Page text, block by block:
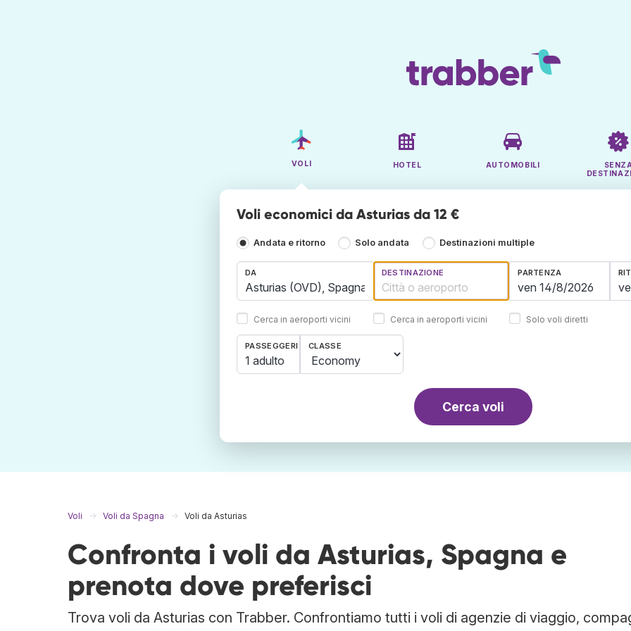
VOLI HOTEL AUTOMOBILI
Voli economici da Asturias da 12 €
Andata e ritorno Solo andata Destinazioni multiple
DA
Cerca in aeroporti vicini
DESTINAZIONE
Cerca in aeroporti vicini
PARTENZA
Solo voli diretti
PASSEGGERI
1 adulto
CLASSE
Cerca voli
Voli Voli da Spagna Voli da Asturias
Confronta i voli da Asturias, Spagna e
prenota dove preferisci
Trova voli da Asturias con Trabber. Confrontiamo tutti i voli di agenzie di viaggio,